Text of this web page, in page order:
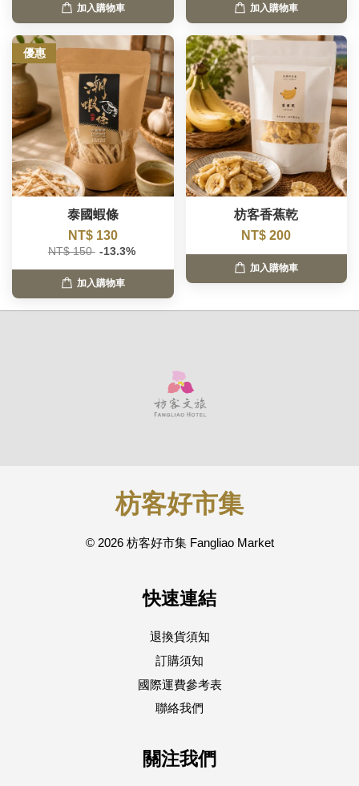
加入購物車 加入購物車
優惠
泰國蝦條
NT$ 130
NT$ 150 -13.3%
加入購物車
枋客香蕉乾
NT$ 200
加入購物車
枋客好市集
© 2026 枋客好市集 Fangliao Market
快速連結
退換貨須知
訂購須知
國際運費參考表
聯絡我們
關注我們